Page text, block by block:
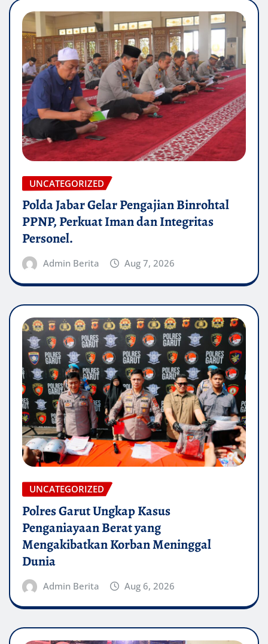
UNCATEGORIZED
Polda Jabar Gelar Pengajian Binrohtal
PPNP, Perkuat Iman dan Integritas
Personel.
Admin Berita Aug 7, 2026
UNCATEGORIZED
Polres Garut Ungkap Kasus
Penganiayaan Berat yang
Mengakibatkan Korban Meninggal
Dunia
Admin Berita Aug 6, 2026